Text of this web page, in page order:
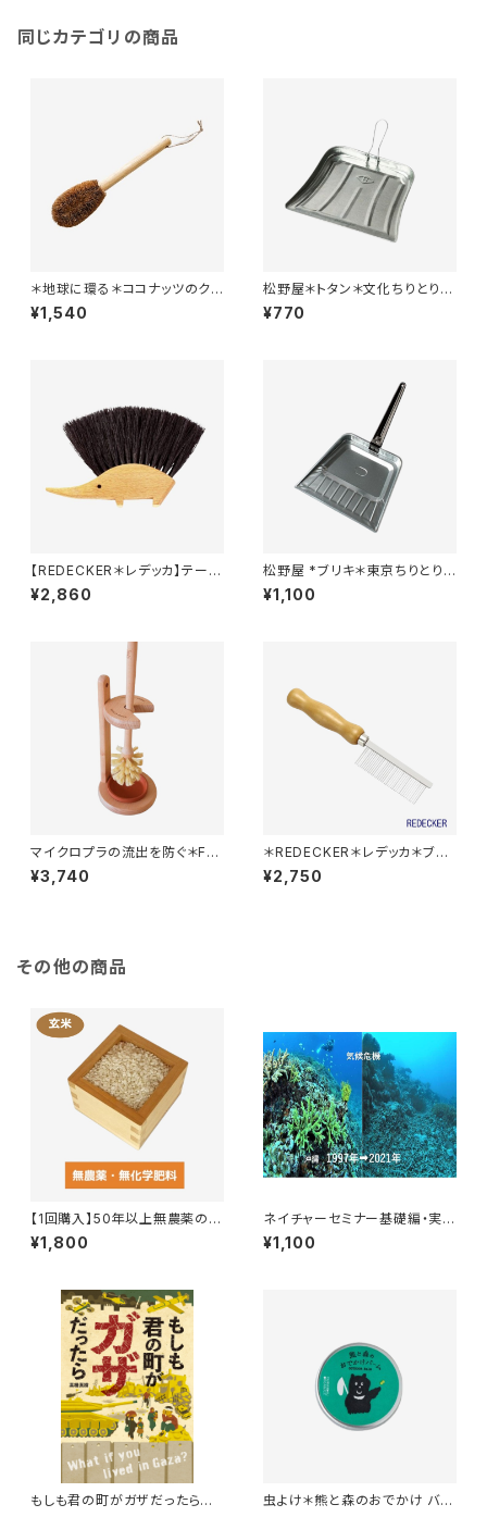
同じカテゴリの商品
＊地球に環る＊ココナッツのクリ
ーニングブラシ＊
¥1,540
松野屋＊トタン＊文化ちりとり ＊
レトロ
¥770
【REDECKER＊レデッカ】テーブ
ルブラシ
¥2,860
松野屋 *ブリキ＊東京ちりとり＊
レトロ
¥1,100
マイクロプラの流出を防ぐ＊FS
C認証＊自然素材のトイレブラシ
セット＊
¥3,740
＊REDECKER＊レデッカ＊ブラ
シクリーナー＊
¥2,750
その他の商品
【1回購入】50年以上無農薬の玄
米 1kg〜4kg
¥1,800
ネイチャーセミナー基礎編・実践
編オンライン講座
¥1,100
もしも君の町がガザだったら
虫よけ＊熊と森のおでかけ バー